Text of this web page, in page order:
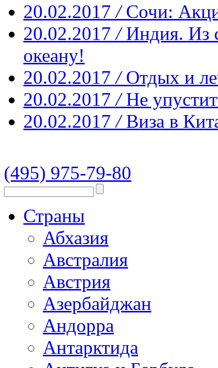
20.02.2017 / Сочи:
20.02.2017 / Индия. Из
океану!
20.02.2017 / Отдых и
20.02.2017 / Не
20.02.2017 / Виза в
(495) 975-79-80
Страны
Абхазия
Австралия
Австрия
Азербайджан
Андорра
Антарктида